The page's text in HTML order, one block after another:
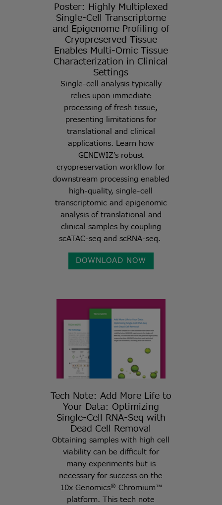
Poster: Highly Multiplexed
Single-Cell Transcriptome
and Epigenome Profiling of
Cryopreserved Tissue
Enables Multi-Omic Tissue
Characterization in Clinical
Settings
Single-cell analysis typically
relies upon immediate
processing of fresh tissue,
presenting limitations for
translational and clinical
applications. Learn how
GENEWIZ’s robust
cryopreservation workflow for
downstream processing enabled
high-quality, single-cell
transcriptomic and epigenomic
analysis of translational and
clinical samples by coupling
scATAC-seq and scRNA-seq.
DOWNLOAD NOW
Tech Note: Add More Life to
Your Data: Optimizing
Single-Cell RNA-Seq with
Dead Cell Removal
Obtaining samples with high cell
viability can be difficult for
many experiments but is
necessary for success on the
10x Genomics® Chromium™
platform. This tech note